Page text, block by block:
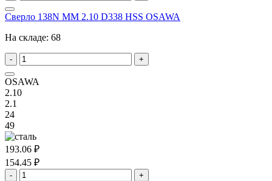
Сверло 138N MM 2.10 D338 HSS OSAWA
На складе: 68
- +
OSAWA
2.10
2.1
24
49
193.06 ₽
154.45 ₽
- +